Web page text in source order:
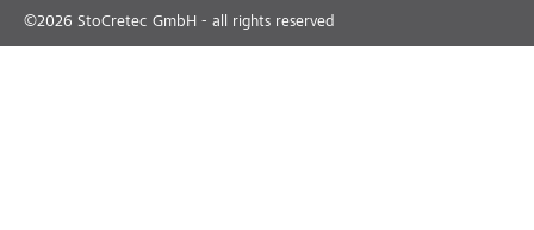
©2026 StoCretec GmbH - all rights reserved